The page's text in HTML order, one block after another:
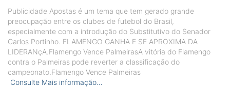
Publicidade Apostas é um tema que tem gerado grande
preocupação entre os clubes de futebol do Brasil,
especialmente com a introdução do Substitutivo do Senador
Carlos Portinho. FLAMENGO GANHA E SE APROXIMA DA
LIDERANçA.Flamengo Vence PalmeirasA vitória do Flamengo
contra o Palmeiras pode reverter a classificação do
campeonato.Flamengo Vence Palmeiras
Consulte Mais informação…